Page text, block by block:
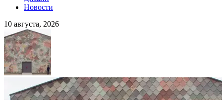
Новости
10 августа, 2026